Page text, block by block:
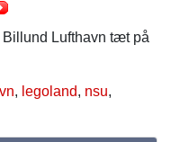
Lufthavn tæt på
, legoland, nsu,